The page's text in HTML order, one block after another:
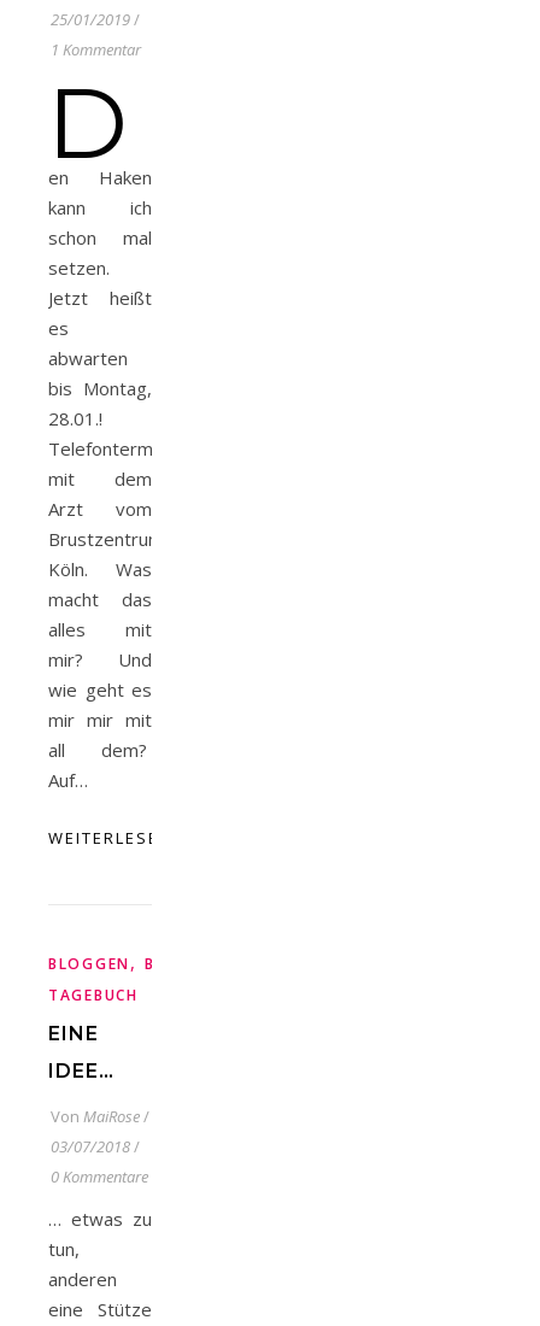
25/01/2019/
1 Kommentar
D
en Haken
kann ich
schon mal
setzen.
Jetzt heißt
es
abwarten
bis Montag,
28.01.!
Telefontermin
mit dem
Arzt vom
Brustzentrum
Köln. Was
macht das
alles mit
mir? Und
wie geht es
mir mir mit
all dem?
Auf…
WEITERLESEN
BLOGGEN, BRUSTKREBS
TAGEBUCH
EINE
IDEE…
Von MaiRose/
03/07/2018/
0 Kommentare
… etwas zu
tun,
anderen
eine Stütze